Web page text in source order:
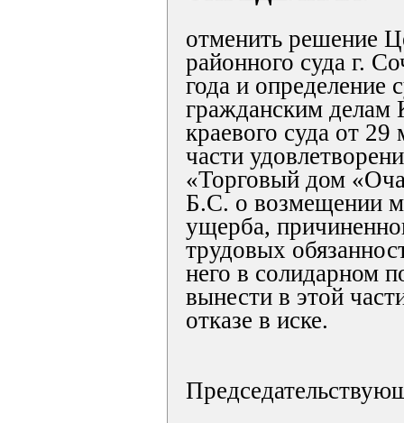
отменить решение
районного суда г.
года и определение
гражданским делам
краевого суда от 29
части
«Торговый дом
Б.С. о возмещении
ущерба,
трудовых
него в солидарном
вынести в этой
отказе в иске.